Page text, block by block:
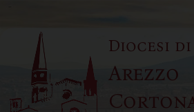
content
Diocesi di
Arezzo